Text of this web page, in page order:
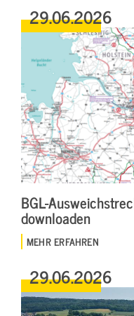
29.06.2026
BGL-
downloaden
MEHR ERFAHREN
29.06.2026